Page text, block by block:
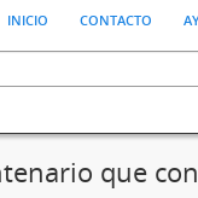
inicio contacto
que